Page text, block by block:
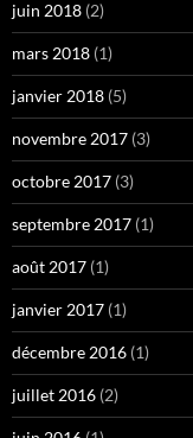
juin 2018 (2)
mars 2018 (1)
janvier 2018 (5)
novembre 2017 (3)
octobre 2017 (3)
septembre 2017 (1)
août 2017 (1)
janvier 2017 (1)
décembre 2016 (1)
juillet 2016 (2)